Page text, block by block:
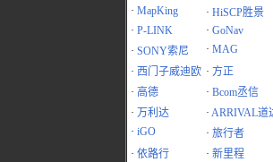
· MapKing · HiSCP胜景
· P-LINK · GoNav
· SONY索尼 · MAG
· 西门子威迪欧 · 方正
· 高德 · Bcom丞信
· 万利达 · ARRIVAL道
· iGO · 旅行者
· 依路行 · 新里程